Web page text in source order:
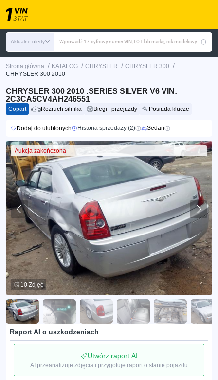
Aktualne oferty Wprowadź 17-cyfrowy numer VIN, LOT lub markę, rok modelowy
Strona główna / KATALOG / CHRYSLER / CHRYSLER 300 /
CHRYSLER 300 2010
CHRYSLER 300 2010 :SERIES SILVER V6 VIN:
2C3CA5CV4AH246551
Copart Rozruch silnika Biegi i przejazdy Posiada klucze
Dodaj do ulubionych Historia sprzedaży (2) Sedan
Aukcja zakończona
10 Zdjęć
Raport AI o uszkodzeniach
Utwórz raport AI
AI przeanalizuje zdjęcia i przygotuje raport o stanie pojazdu